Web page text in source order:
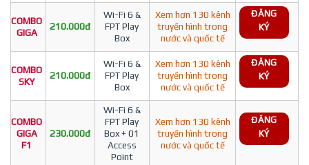
COMBO
GIGA
210.000đ
Wi-Fi 6 &
FPT Play
Box
Xem hơn 130 kênh
truyền hình trong
nước và quốc tế
ĐĂNG
KÝ
COMBO
SKY
210.000đ
Wi-Fi 6 &
FPT Play
Box
Xem hơn 130 kênh
truyền hình trong
nước và quốc tế
ĐĂNG
KÝ
COMBO
GIGA
F1
230.000đ
Wi-Fi 6 &
FPT Play
Box + 01
Access
Point
Xem hơn 130 kênh
truyền hình trong
nước và quốc tế
ĐĂNG
KÝ